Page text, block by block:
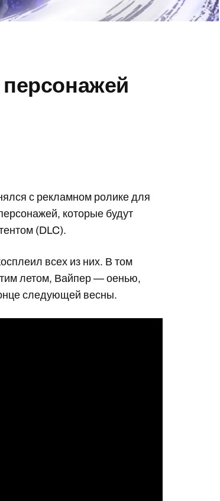
персонажей
с рекламном ролике для
которые будут
(DLC).
всех из них. В том
летом, Вайпер — оенью,
следующей весны.